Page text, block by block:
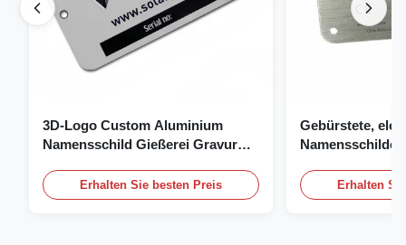
3D-Logo Custom Aluminium
Namensschild Gießerei Gravur
Erhalten Sie besten Preis
Gebürstete,
Logo
Erhalten